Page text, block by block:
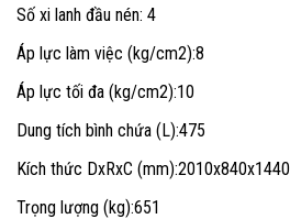
Số xi lanh đầu nén: 4
Áp lực làm việc (kg/cm2):8
Áp lực tối đa (kg/cm2):10
Dung tích bình chứa (L):475
Kích thức DxRxC (mm):2010x840x1440
Trọng lượng (kg):651